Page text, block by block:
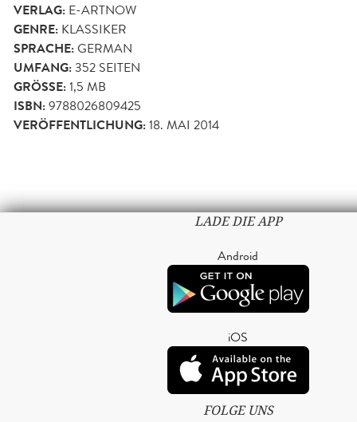
VERLAG: E-ARTNOW
GENRE: KLASSIKER
SPRACHE:GERMAN
UMFANG:352 SEITEN
GRÖSSE: 1,5 MB
ISBN:9788026809425
VERÖFFENTLICHUNG:18. MAI 2014
LADE DIE APP
Android
iOS
FOLGE UNS